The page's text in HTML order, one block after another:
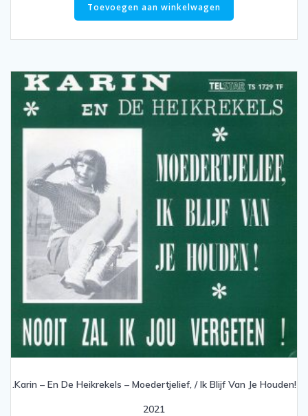
Toevoegen aan winkelwagen
.Karin – En De Heikrekels – Moedertjelief, / Ik Blijf Van Je Houden!
2021